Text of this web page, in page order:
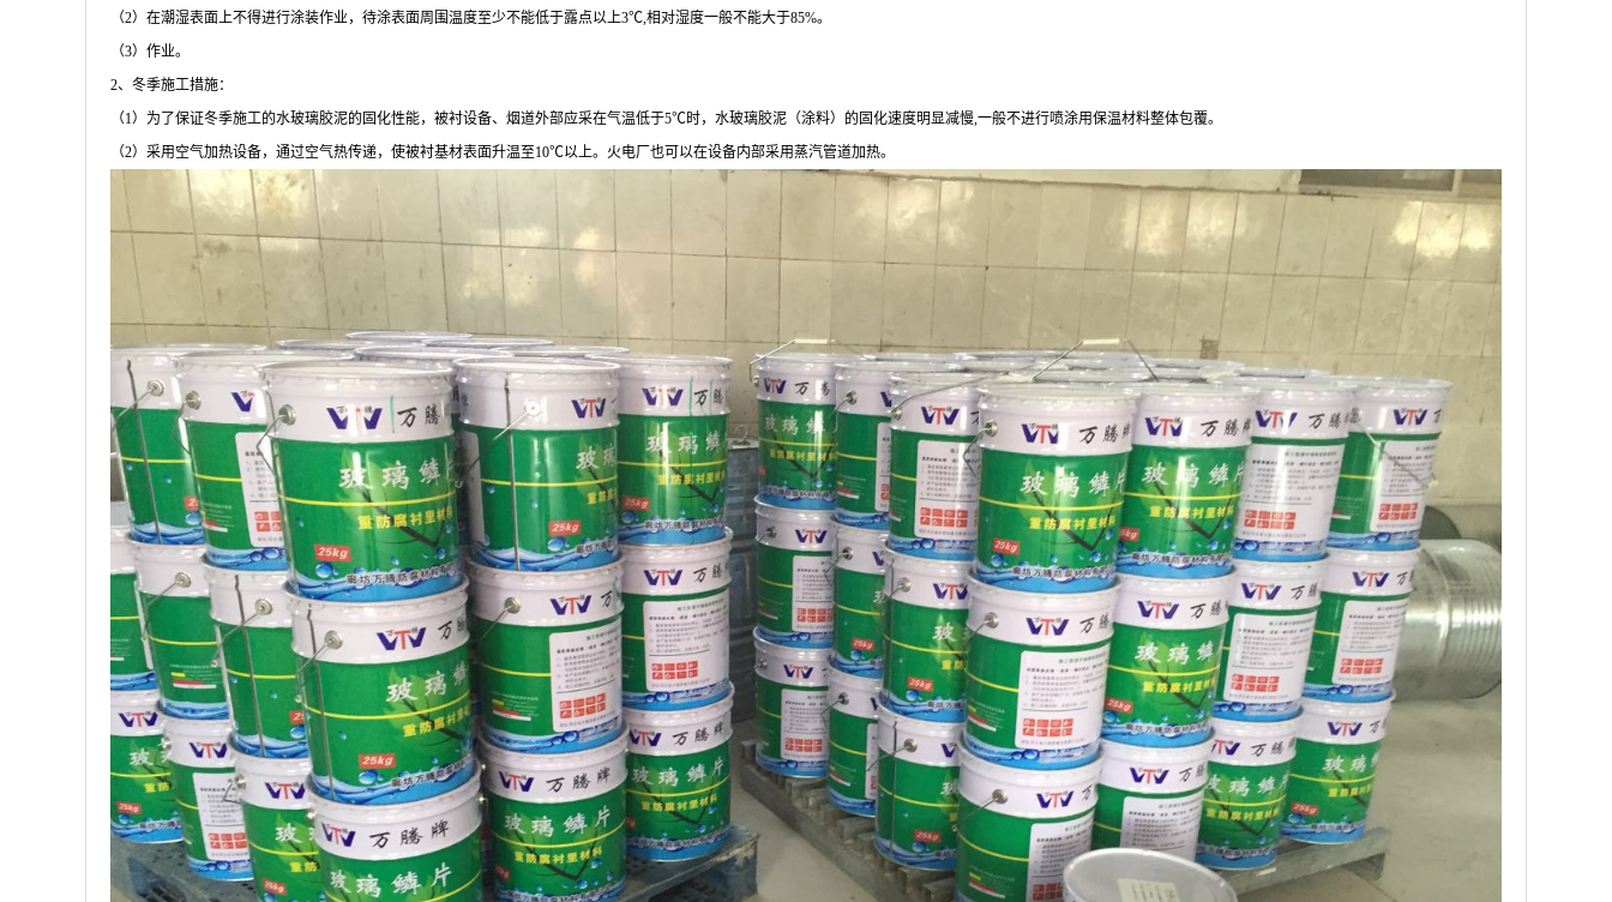
（2）在潮湿表面上不得进行涂装作业，待涂表面周围温度至少不能低于露点以上3℃,相对湿度一般不能大于85%。
（3）作业。
2、冬季施工措施：
（1）为了保证冬季施工的水玻璃胶泥的固化性能，被衬设备、烟道外部应采在气温低于5℃时，水玻璃胶泥（涂料）的固化速度明显减慢,一般不进行喷涂用保温材料整体包覆。
（2）采用空气加热设备，通过空气热传递，使被衬基材表面升温至10℃以上。火电厂也可以在设备内部采用蒸汽管道加热。